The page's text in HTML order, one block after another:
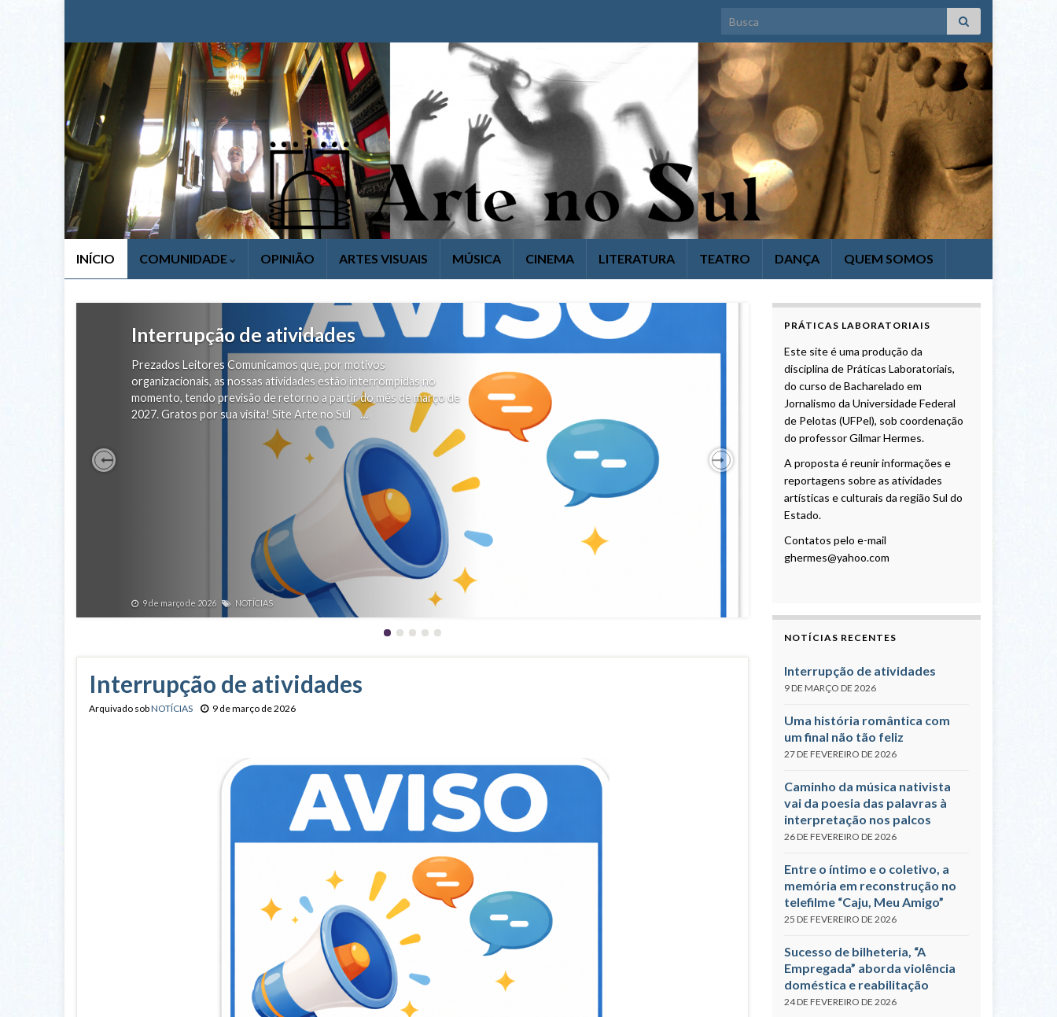
Search for:
INÍCIO COMUNIDADE OPINIÃO ARTES VISUAIS MÚSICA CINEMA LITERATURA TEATRO DANÇA QUEM SOMOS
Interrupção de atividades
Prezados Leitores Comunicamos que, por motivos
organizacionais, as nossas atividades estão interrompidas no
momento, tendo previsão de retorno a partir do mês de março de
2027. Gratos por sua visita! Site Arte no Sul …
9 de março de 2026 NOTÍCIAS
Interrupção de atividades
Arquivado sobNOTÍCIAS 9 de março de 2026
PRÁTICAS LABORATORIAIS
Este site é uma produção da
disciplina de Práticas Laboratoriais,
do curso de Bacharelado em
Jornalismo da Universidade Federal
de Pelotas (UFPel), sob coordenação
do professor Gilmar Hermes.
A proposta é reunir informações e
reportagens sobre as atividades
artísticas e culturais da região Sul do
Estado.
Contatos pelo e-mail
ghermes@yahoo.com
NOTÍCIAS RECENTES
Interrupção de atividades
9 DE MARÇO DE 2026
Uma história romântica com
um final não tão feliz
27 DE FEVEREIRO DE 2026
Caminho da música nativista
vai da poesia das palavras à
interpretação nos palcos
26 DE FEVEREIRO DE 2026
Entre o íntimo e o coletivo, a
memória em reconstrução no
telefilme “Caju, Meu Amigo”
25 DE FEVEREIRO DE 2026
Sucesso de bilheteria, “A
Empregada” aborda violência
doméstica e reabilitação
24 DE FEVEREIRO DE 2026